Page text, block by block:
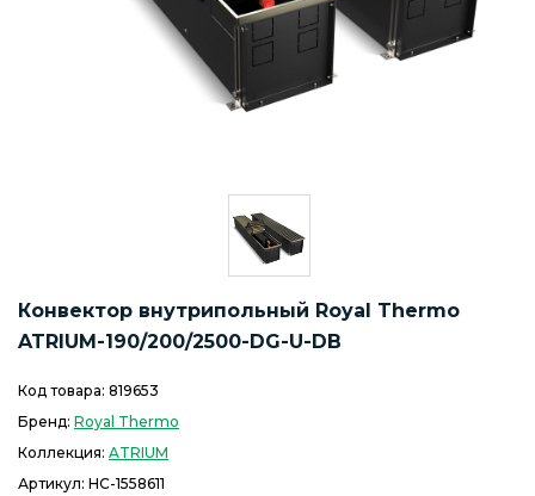
Конвектор внутрипольный Royal Thermo
ATRIUM-190/200/2500-DG-U-DB
Код товара: 819653
Бренд: Royal Thermo
Коллекция: ATRIUM
Артикул: НС-1558611